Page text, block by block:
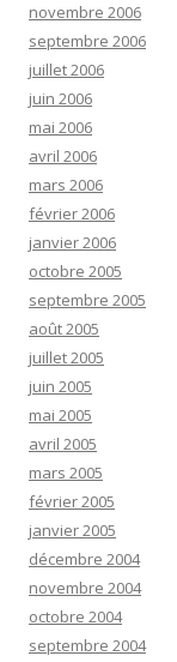
novembre 2006
septembre 2006
juillet 2006
juin 2006
mai 2006
avril 2006
mars 2006
février 2006
janvier 2006
octobre 2005
septembre 2005
août 2005
juillet 2005
juin 2005
mai 2005
avril 2005
mars 2005
février 2005
janvier 2005
décembre 2004
novembre 2004
octobre 2004
septembre 2004